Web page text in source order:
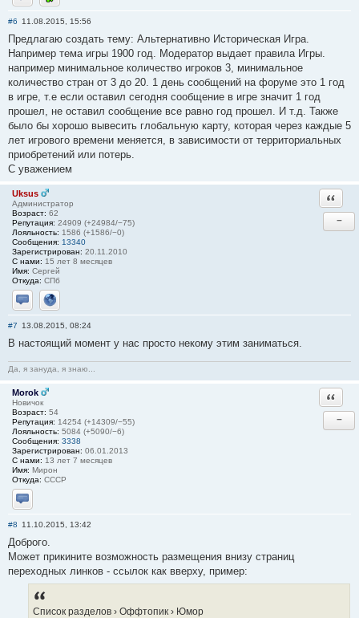
Отправить личное сообщение
ICQ
#6 11.08.2015, 15:56
Предлагаю создать тему: Альтернативно Историческая Игра.
Например тема игры 1900 год. Модератор выдает правила Игры.
например минимальное количество игроков 3, минимальное
количество стран от 3 до 20. 1 день сообщений на форуме это 1 год
в игре, т.е если оставил сегодня сообщение в игре значит 1 год
прошел, не оставил сообщение все равно год прошел. И т.д. Также
было бы хорошо вывесить глобальную карту, которая через каждые 5
лет игрового времени меняется, в зависимости от территориальных
приобретений или потерь.
С уважением
Uksus
Администратор
Возраст: 62
Репутация: 24909 (+24984/−75)
Лояльность: 1586 (+1586/−0)
Сообщения: 13340
Зарегистрирован: 20.11.2010
С нами: 15 лет 8 месяцев
Имя: Сергей
Откуда: СПб
Отправить личное сообщение
Сайт
−
#7 13.08.2015, 08:24
В настоящий момент у нас просто некому этим заниматься.
Да, я зануда, я знаю...
Morok
Новичок
Возраст: 54
Репутация: 14254 (+14309/−55)
Лояльность: 5084 (+5090/−6)
Сообщения: 3338
Зарегистрирован: 06.01.2013
С нами: 13 лет 7 месяцев
Имя: Мирон
Откуда: СССР
Отправить личное сообщение
−
#8 11.10.2015, 13:42
Доброго.
Может прикините возможность размещения внизу страниц
переходных линков - ссылок как вверху, пример:
Список разделов › Оффтопик › Юмор